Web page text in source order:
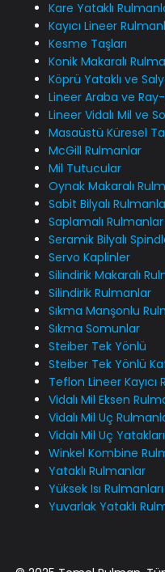
Kare Yataklı
Kayıcı Lineer
Kesme Taşları
Konik Makaralı
Köprü Yataklı ve
Lineer Araba ve
Lineer Vidalı Mil ve
Masaüstü Küresel
McGill Rulmanlar
Mil Tutucular
Oynak Makaralı
Sabit Bilyalı
Saplamalı Rulmanlar
Seramik Bilyalı
Servo Kaplinler
Silindirik Makaralı
Silindirik Rulmanlar
Sıkma Manşonlu
Sıkma Somunlar
Steiber Tek Yönlü
Steiber Tek Yönlü
Teflon Lineer Kayıcı
Vidalı Mil Eksen
Vidalı Mil Uç
Vidalı Mil Uç Yatakları
Winkel Kombine
Yataklı Rulmanlar
Yüksek Isı Rulmanları
Yuvarlak Yataklı